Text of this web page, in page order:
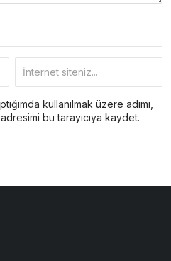
kullanılmak üzere adımı,
bu tarayıcıya kaydet.